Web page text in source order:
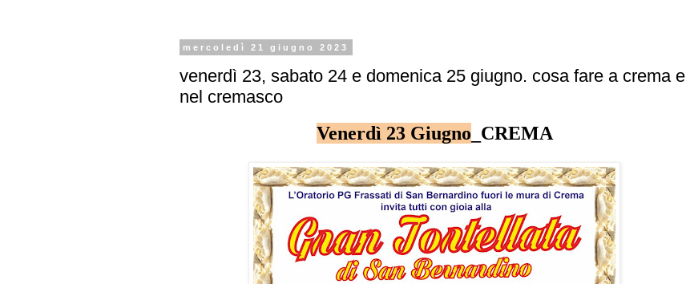
mercoledì 21 giugno 2023
venerdì 23, sabato 24 e domenica 25 giugno. cosa fare a crema e
nel cremasco
Venerdì 23 Giugno CREMA